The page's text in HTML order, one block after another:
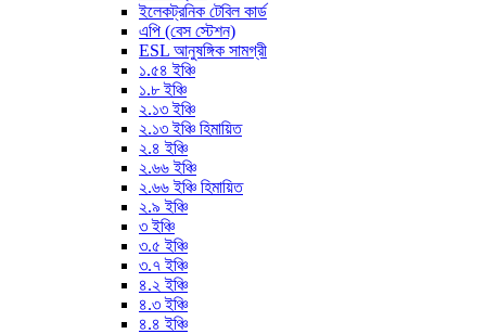
ইলেকট্রনিক টেবিল কার্ড
এপি (বেস স্টেশন)
ESL আনুষঙ্গিক সামগ্রী
১.৫৪ ইঞ্চি
১.৮ ইঞ্চি
২.১৩ ইঞ্চি
২.১৩ ইঞ্চি হিমায়িত
২.৪ ইঞ্চি
২.৬৬ ইঞ্চি
২.৬৬ ইঞ্চি হিমায়িত
২.৯ ইঞ্চি
৩ ইঞ্চি
৩.৫ ইঞ্চি
৩.৭ ইঞ্চি
৪.২ ইঞ্চি
৪.৩ ইঞ্চি
৪.৪ ইঞ্চি